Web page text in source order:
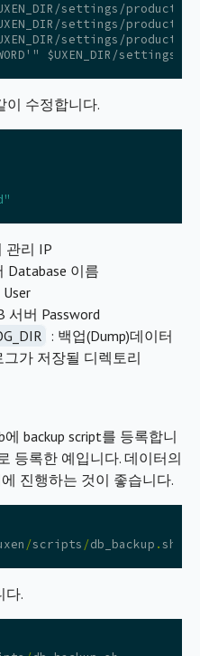
$UXEN_DIR/settings/
$UXEN_DIR/settings/
$UXEN_DIR/settings/
이 수정합니다.
관리 IP
Database 이름
서버 Password
: 백업(Dump)데이터
가 저장될 디렉토리
backup script를 등록합니
등록한 예입니다. 데이터의
진행하는 것이 좋습니다.
/scripts /db_backup .sh
다.